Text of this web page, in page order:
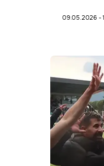
09.05.2026 -